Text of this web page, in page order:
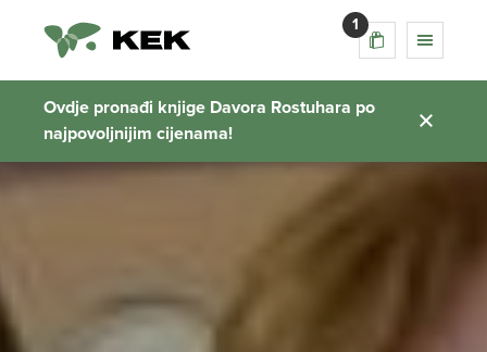
1
Ovdje pronađi knjige Davora Rostuhara po
najpovoljnijim cijenama!